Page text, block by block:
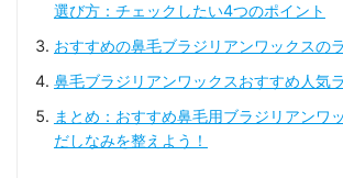
選び方：チェックしたい4つのポイント
おすすめの鼻毛ブラジリアンワックスの
鼻毛ブラジリアンワックスおすすめ人気
まとめ：おすすめ鼻毛用ブラジリアンワ
だしなみを整えよう！